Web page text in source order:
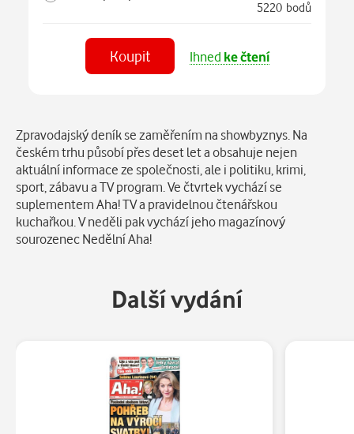
5220 bodů
Koupit Ihned ke čtení
Popis
Zpravodajský deník se zaměřením na showbyznys. Na
českém trhu působí přes deset let a obsahuje nejen
aktuální informace ze společnosti, ale i politiku, krimi,
sport, zábavu a TV program. Ve čtvrtek vychází se
suplementem Aha! TV a pravidelnou čtenářskou
kuchařkou. V neděli pak vychází jeho magazínový
sourozenec Nedělní Aha!
Další vydání